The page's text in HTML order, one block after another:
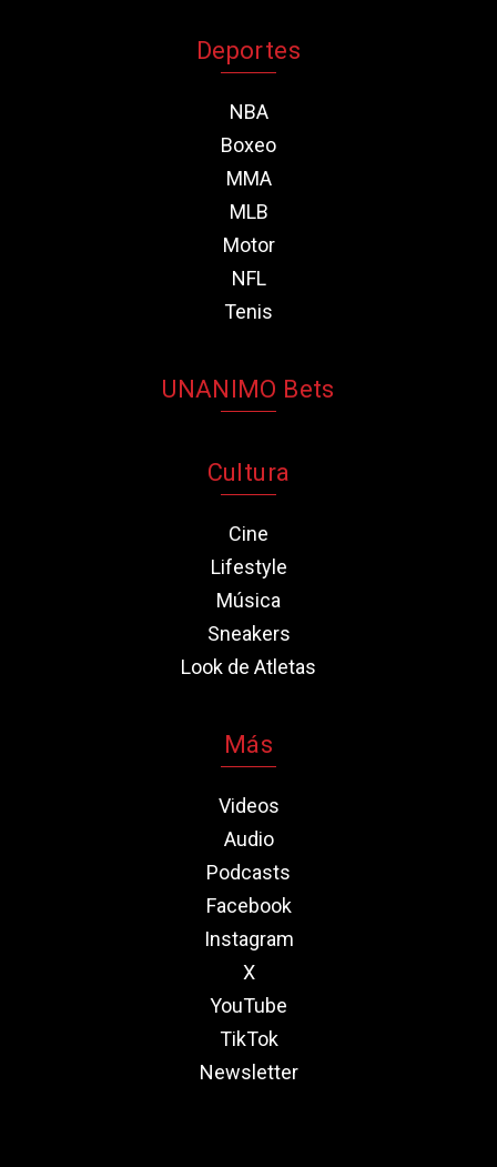
Deportes
NBA
Boxeo
MMA
MLB
Motor
NFL
Tenis
UNANIMO Bets
Cultura
Cine
Lifestyle
Música
Sneakers
Look de Atletas
Más
Videos
Audio
Podcasts
Facebook
Instagram
X
YouTube
TikTok
Newsletter